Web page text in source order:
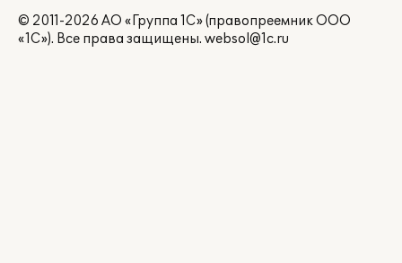
© 2011-2026 АО «Группа 1С» (правопреемник ООО
«1С»). Все права защищены. websol@1c.ru